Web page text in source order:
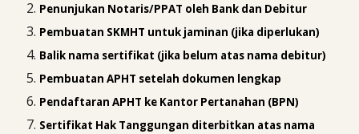
Penunjukan Notaris/PPAT oleh Bank dan Debitur
Pembuatan SKMHT untuk jaminan (jika diperlukan)
Balik nama sertifikat (jika belum atas nama debitur)
Pembuatan APHT setelah dokumen lengkap
Pendaftaran APHT ke Kantor Pertanahan (BPN)
Sertifikat Hak Tanggungan diterbitkan atas nama